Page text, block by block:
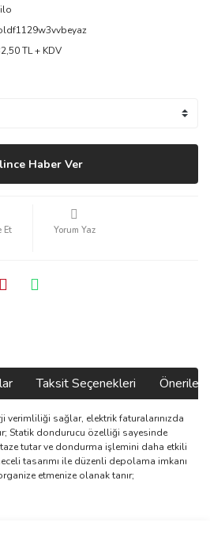
TL + KDV
Haber Ver
Et Yorum Yaz
Taksit Seçenekleri
verimliliği sağlar, elektrik faturalarınızda
Statik dondurucu özelliği sayesinde
tutar ve dondurma işlemini daha etkili
tasarımı ile düzenli depolama imkanı
etmenize olanak tanır;